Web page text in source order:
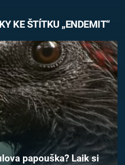
KE ŠTÍTKU „ENDEMIT“
papouška? Laik si